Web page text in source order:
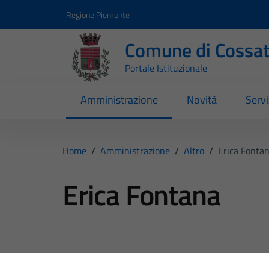
Regione Piemonte
Comune di
Portale Istituzionale
Amministrazione Novità
Home / Amministrazione / Altro / Erica
Erica Fontana